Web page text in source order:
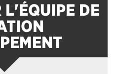
L'ÉQUIPE DE